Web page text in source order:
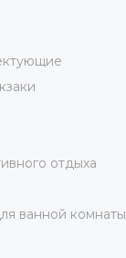
отдыха
ванной комнаты